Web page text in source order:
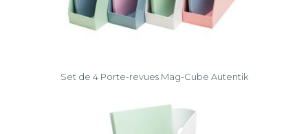
Set de 4 Porte-revues Mag-Cube Autentik